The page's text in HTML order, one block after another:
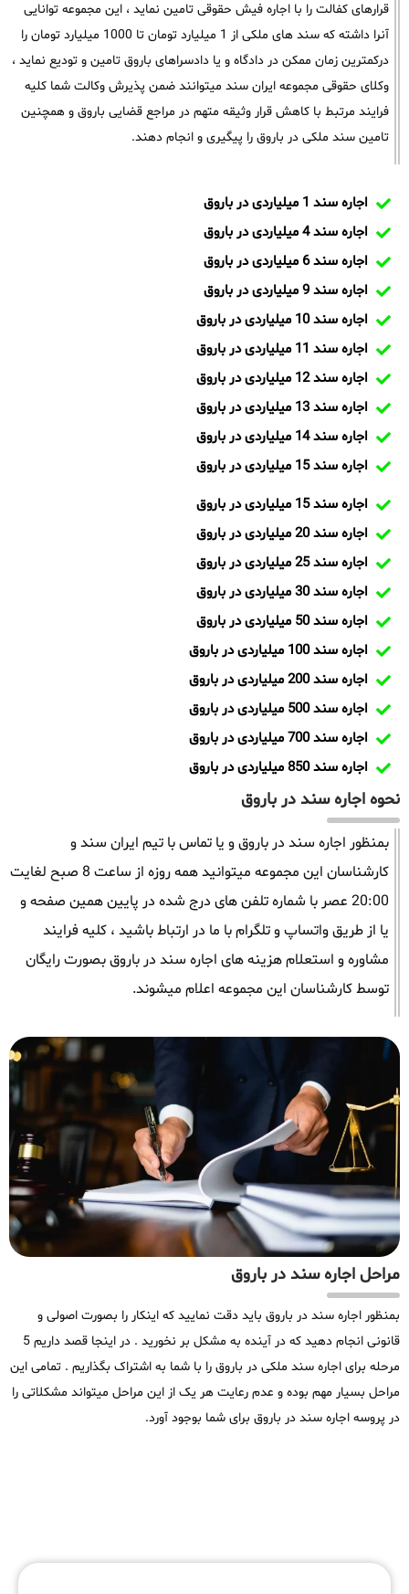
قرارهای کفالت را با اجاره فیش حقوقی تامین نماید ، این مجموعه توانایی
آنرا داشته که سند های ملکی از 1 میلیارد تومان تا 1000 میلیارد تومان را
درکمترین زمان ممکن در دادگاه و یا دادسراهای باروق تامین و تودیع نماید ،
وکلای حقوقی مجموعه ایران سند میتوانند ضمن پذیرش وکالت شما کلیه
فرایند مرتبط با کاهش قرار وثیقه متهم در مراجع قضایی باروق و همچنین
تامین سند ملکی در باروق را پیگیری و انجام دهند.
اجاره سند 1 میلیاردی در باروق
اجاره سند 4 میلیاردی در باروق
اجاره سند 6 میلیاردی در باروق
اجاره سند 9 میلیاردی در باروق
اجاره سند 10 میلیاردی در باروق
اجاره سند 11 میلیاردی در باروق
اجاره سند 12 میلیاردی در باروق
اجاره سند 13 میلیاردی در باروق
اجاره سند 14 میلیاردی در باروق
اجاره سند 15 میلیاردی در باروق
اجاره سند 15 میلیاردی در باروق
اجاره سند 20 میلیاردی در باروق
اجاره سند 25 میلیاردی در باروق
اجاره سند 30 میلیاردی در باروق
اجاره سند 50 میلیاردی در باروق
اجاره سند 100 میلیاردی در باروق
اجاره سند 200 میلیاردی در باروق
اجاره سند 500 میلیاردی در باروق
اجاره سند 700 میلیاردی در باروق
اجاره سند 850 میلیاردی در باروق
نحوه اجاره سند در باروق
بمنظور اجاره سند در باروق و یا تماس با تیم ایران سند و
کارشناسان این مجموعه میتوانید همه روزه از ساعت 8 صبح لغایت
20:00 عصر با شماره تلفن های درج شده در پایین همین صفحه و
یا از طریق واتساپ و تلگرام با ما در ارتباط باشید ، کلیه فرایند
مشاوره و استعلام هزینه های اجاره سند در باروق بصورت رایگان
توسط کارشناسان این مجموعه اعلام میشوند.
مراحل اجاره سند در باروق
بمنظور اجاره سند در باروق باید دقت نمایید که اینکار را بصورت اصولی و
قانونی انجام دهید که در آینده به مشکل بر نخورید . در اینجا قصد داریم 5
مرحله برای اجاره سند ملکی در باروق را با شما به اشتراک بگذاریم . تمامی این
مراحل بسیار مهم بوده و عدم رعایت هر یک از این مراحل میتواند مشکلاتی را
در پروسه اجاره سند در باروق برای شما بوجود آورد.